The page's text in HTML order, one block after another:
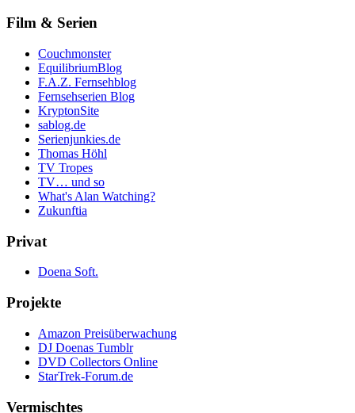
Film & Serien
Couchmonster
EquilibriumBlog
F.A.Z. Fernsehblog
Fernsehserien Blog
KryptonSite
sablog.de
Serienjunkies.de
Thomas Höhl
TV Tropes
TV… und so
What's Alan Watching?
Zukunftia
Privat
Doena Soft.
Projekte
Amazon Preisüberwachung
DJ Doenas Tumblr
DVD Collectors Online
StarTrek-Forum.de
Vermischtes